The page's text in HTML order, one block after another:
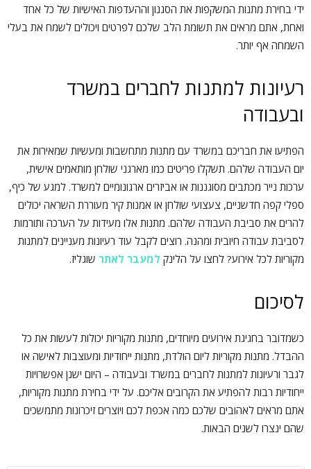
ידי בחירת מתנות המשקפות את הסגנון וההעדפות האישיות של כל אחד
ואחת, אתם מראים את תשומת הלב שלכם לפרטים ויכולים לשמח את בעלי
השמחה אף יותר.
רעיונות למתנות לחברים במשרד
ובעבודה
הפתיעו את חבריכם במשרד עם מתנות מתחשבות ומעשיות שמאירות את
יום העבודה שלהם. תשקלו פריטים כמו מארגני שולחן מותאמים אישית,
ערכות נייר מכתבים מסוגננות או אביזרים ארגונומיים למשרד. למגע של כיף,
ספלי קפה חדשניים, צעצועי שולחן או אמנות קיר מעוררת השראה יכולים
להרים את סביבת העבודה שלהם. מתנות אלו מעידות על הערכה ותורמות
לסביבת עבודה חיובית ומהנה. רוצים לקבל עוד רעיונות מעניינים למתנות
מקוריות לכל אירוע? לחצו על הלינק למעבר לאתר שוגליז.
לסיכום
כשמדובר בחגיגת אירועים מיוחדים, מתנות מקוריות יכולות לעשות את כל
ההבדל. מתנות מקוריות ליום הולדת, מתנות ייחודיות ומעוצבות לאישה או
לגבר ורעיונות למתנות לחברים במשרד ובעבודה – היום ישנן אפשרויות
ייחודיות רבות להפתיע את הקרובים אליכם. על ידי בחירת מתנות מקוריות,
אתם מראים לאהובים שלכם כמה אכפת לכם ויוצרים זיכרונות מתמשכים
שהם ינצרו לשנים הבאות.